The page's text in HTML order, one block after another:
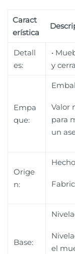
Caract
erística
Detall
es:
•
y
Empa
que:
Valor
para
un
Orige
n:
Base:
el